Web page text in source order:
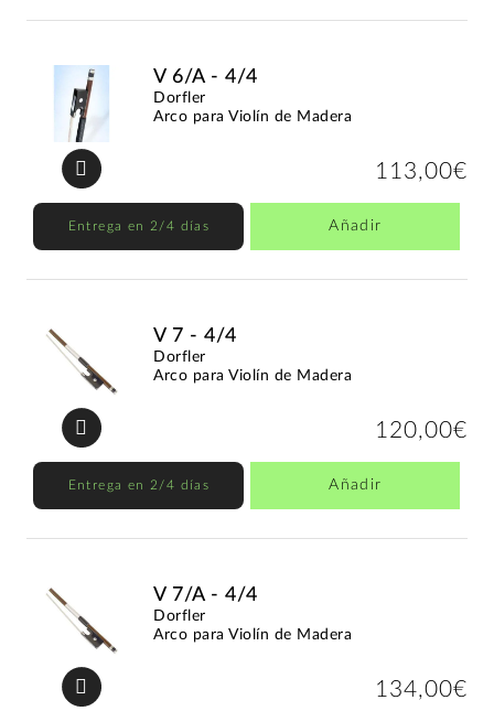
V 6/A - 4/4
Dorfler
Arco para Violín de Madera
113,00€
Entrega en 2/4 días Añadir
V 7 - 4/4
Dorfler
Arco para Violín de Madera
120,00€
Entrega en 2/4 días Añadir
V 7/A - 4/4
Dorfler
Arco para Violín de Madera
134,00€